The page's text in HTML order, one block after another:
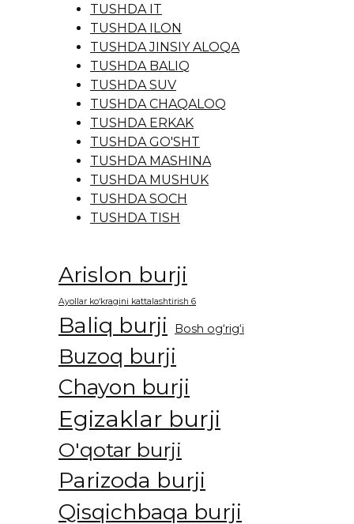
TUSHDA IT
TUSHDA ILON
TUSHDA JINSIY ALOQA
TUSHDA BALIQ
TUSHDA SUV
TUSHDA CHAQALOQ
TUSHDA ERKAK
TUSHDA GO'SHT
TUSHDA MASHINA
TUSHDA MUSHUK
TUSHDA SOCH
TUSHDA TISH
Arislon burji
Ayollar ko‘kragini kattalashtirish 6
Baliq burji Bosh og‘rig‘i
Buzoq burji
Chayon burji
Egizaklar burji
O'qotar burji
Parizoda burji
Qisqichbaqa burji